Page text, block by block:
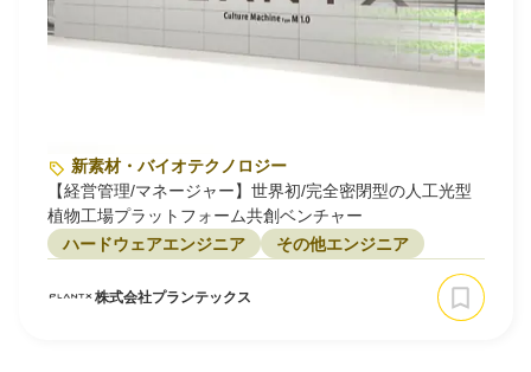
新素材・バイオテクノロジー
【経営管理/マネージャー】世界初/完全密閉型の人工光型
植物工場プラットフォーム共創ベンチャー
ハードウェアエンジニア
その他エンジニア
株式会社プランテックス